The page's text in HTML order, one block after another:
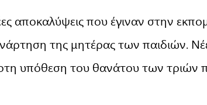
αποκαλύψεις που έγιναν στην
της μητέρας των παιδιών.
υπόθεση του θανάτου των τριών